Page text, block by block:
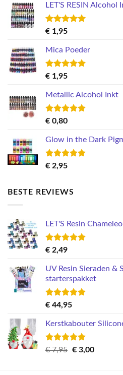
LET'S RESIN Alcohol
Gewaardeerd
€ 1,95
Mica Poeder
Gewaardeerd
€ 1,95
Metallic Alcohol Inkt
Gewaardeerd
€ 0,80
Glow in the Dark
Gewaardeerd
€ 2,95
BESTE REVIEWS
LET'S Resin
Gewaardeerd
€ 2,49
UV Resin Sieraden &
starterspakket
Gewaardeerd
€ 44,95
Kerstkabouter
Gewaardeerd
€7,95 €3,00Huidige